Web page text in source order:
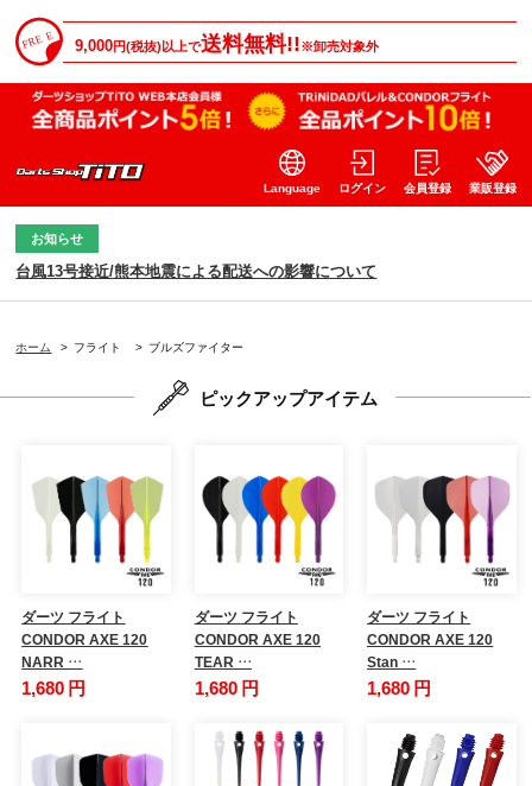
9,000円(税抜)以上で送料無料!!※卸売対象外
Language ログイン 会員登録 業販登録
お知らせ
台風13号接近/熊本地震による配送への影響について
ホーム > フライト > ブルズファイター
ピックアップアイテム
ダーツ フライト
CONDOR AXE 120
NARR …
1,680 円
ダーツ フライト
CONDOR AXE 120
TEAR …
1,680 円
ダーツ フライト
CONDOR AXE 120
Stan …
1,680 円